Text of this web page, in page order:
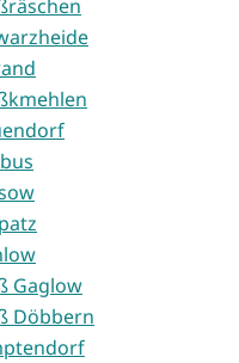
Gaglow
Döbbern